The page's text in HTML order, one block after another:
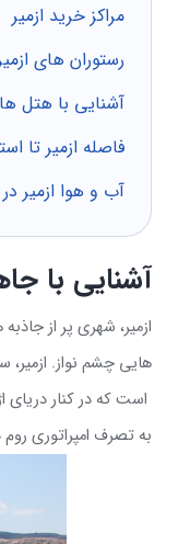
مراکز خرید ازمیر
رستوران های
آشنایی با هتل
فاصله ازمیر تا
آب و هوا ازمیر در 4 فصل
آشنایی با
ازمیر، شهری پر از
هایی چشم نواز. ازمیر،
است که در کنار دریای
به تصرف امپراتوری روم